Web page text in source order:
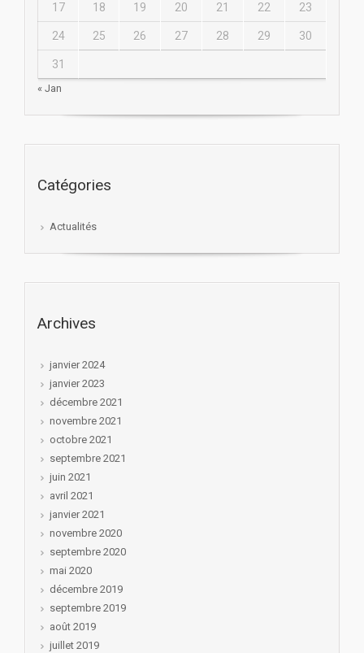
17 18 19 20 21 22 23
24 25 26 27 28 29 30
31
« Jan
Catégories
Actualités
Archives
janvier 2024
janvier 2023
décembre 2021
novembre 2021
octobre 2021
septembre 2021
juin 2021
avril 2021
janvier 2021
novembre 2020
septembre 2020
mai 2020
décembre 2019
septembre 2019
août 2019
juillet 2019